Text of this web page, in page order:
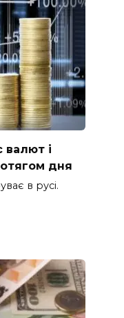
валют і
дня
в русі.